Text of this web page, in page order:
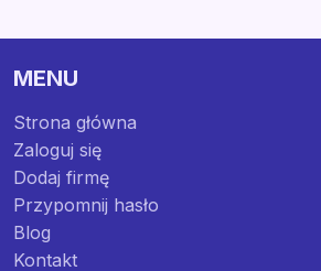
MENU
Strona główna
Zaloguj się
Dodaj firmę
Przypomnij hasło
Blog
Kontakt